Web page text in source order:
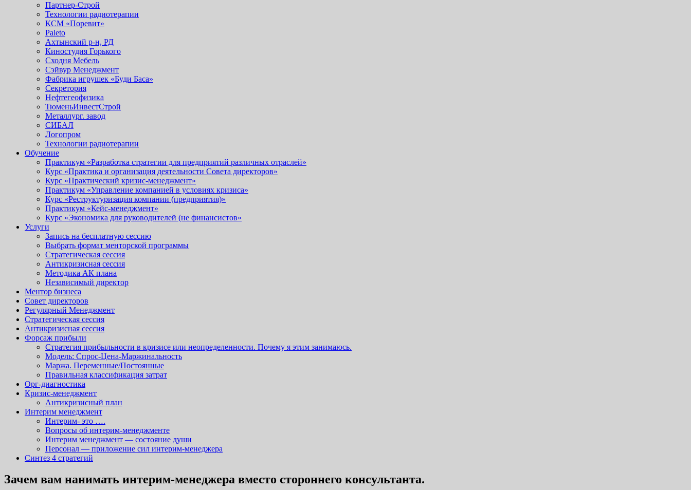
Партнер-Строй
Технологии радиотерапии
КСМ «Поревит»
Paleto
Ахтынский р-н, РД
Киностудия Горького
Сходня Мебель
Сэйвур Менеджмент
Фабрика игрушек «Буди Баса»
Секретория
Нефтегеофизика
ТюменьИнвестСтрой
Металлург. завод
СИБАЛ
Логопром
Технологии радиотерапии
Обучение
Практикум «Разработка стратегии для предприятий различных отраслей»
Курс «Практика и организация деятельности Совета директоров»
Курс «Практический кризис-менеджмент»
Практикум «Управление компанией в условиях кризиса»
Курс «Реструктуризация компании (предприятия)»
Практикум «Кейс-менеджмент»
Курс «Экономика для руководителей (не финансистов»
Услуги
Запись на бесплатную сессию
Выбрать формат менторской программы
Стратегическая сессия
Антикризисная сессия
Методика АК плана
Независимый директор
Ментор бизнеса
Совет директоров
Регулярный Менеджмент
Стратегическая сессия
Антикризисная сессия
Форсаж прибыли
Стратегия прибыльности в кризисе или неопределенности. Почему я этим занимаюсь.
Модель: Спрос-Цена-Маржинальность
Маржа. Переменные/Постоянные
Правильная классификация затрат
Орг-диагностика
Кризис-менеджмент
Антикризисный план
Интерим менеджмент
Интерим- это ….
Вопросы об интерим-менеджменте
Интерим менеджмент — состояние души
Персонал — приложение сил интерим-менеджера
Синтез 4 стратегий
Зачем вам нанимать интерим-менеджера вместо стороннего консультанта.